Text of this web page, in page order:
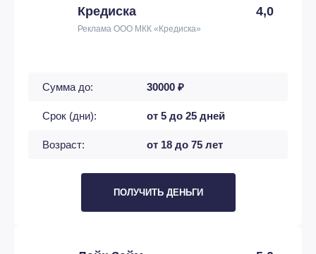
Кредиска 4,0
Реклама ООО МКК «Кредиска»
Сумма до: 30000 ₽
Срок (дни): от 5 до 25 дней
Возраст: от 18 до 75 лет
ПОЛУЧИТЬ ДЕНЬГИ